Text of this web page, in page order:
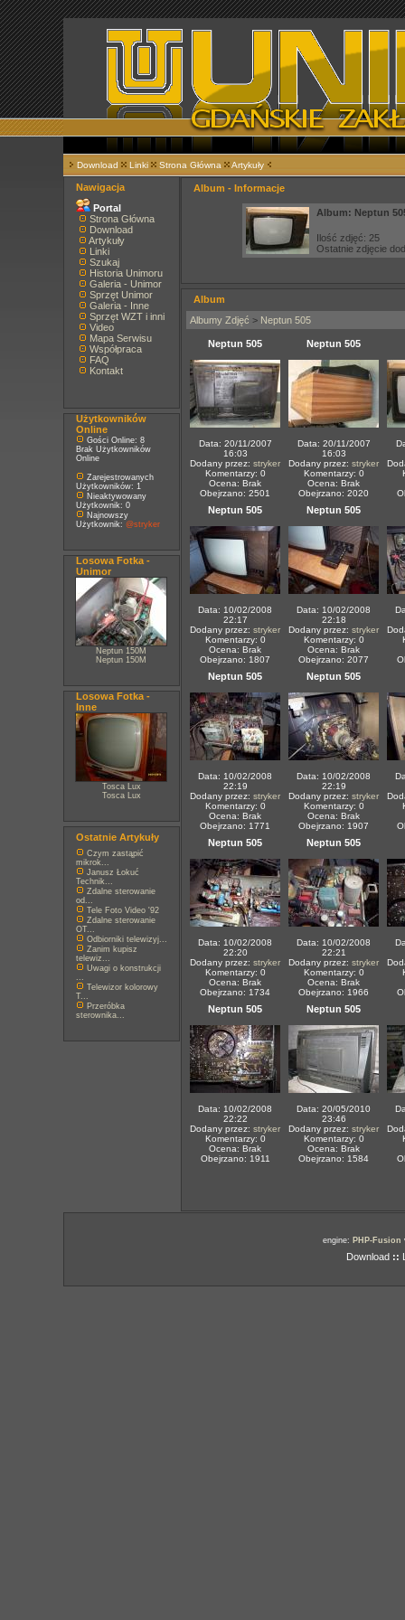
Download Linki Strona Główna Artykuły
Nawigacja
Portal
Strona Główna
Download
Artykuły
Linki
Szukaj
Historia Unimoru
Galeria - Unimor
Sprzęt Unimor
Galeria - Inne
Sprzęt WZT i inni
Video
Mapa Serwisu
Współpraca
FAQ
Kontakt
Użytkowników
Online
Gości Online: 8
Brak Użytkowników
Online
Zarejestrowanych
Użytkowników: 1
Nieaktywowany
Użytkownik: 0
Najnowszy
Użytkownik: @stryker
Losowa Fotka -
Unimor
Neptun 150M
Neptun 150M
Losowa Fotka -
Inne
Tosca Lux
Tosca Lux
Ostatnie Artykuły
Czym zastąpić
mikrok...
Janusz Łokuć
Technik...
Zdalne sterowanie
od...
Tele Foto Video '92
Zdalne sterowanie
OT...
Odbiorniki telewizyj...
Zanim kupisz
telewiz...
Uwagi o konstrukcji
...
Telewizor kolorowy
T...
Przeróbka
sterownika...
Album - Informacje
Album: Neptun
Ilość zdjęć: 25
Ostatnie zdjęcie
Album
Albumy Zdjęć > Neptun 505
Neptun 505
Data: 20/11/2007
16:03
Dodany przez: stryker
Komentarzy: 0
Ocena: Brak
Obejrzano: 2501
Neptun 505
Data: 20/11/2007
16:03
Dodany przez: stryker
Komentarzy: 0
Ocena: Brak
Obejrzano: 2020
Neptun 505
Data: 10/02/2008
22:17
Dodany przez: stryker
Komentarzy: 0
Ocena: Brak
Obejrzano: 1807
Neptun 505
Data: 10/02/2008
22:18
Dodany przez: stryker
Komentarzy: 0
Ocena: Brak
Obejrzano: 2077
Neptun 505
Data: 10/02/2008
22:19
Dodany przez: stryker
Komentarzy: 0
Ocena: Brak
Obejrzano: 1771
Neptun 505
Data: 10/02/2008
22:19
Dodany przez: stryker
Komentarzy: 0
Ocena: Brak
Obejrzano: 1907
Neptun 505
Data: 10/02/2008
22:20
Dodany przez: stryker
Komentarzy: 0
Ocena: Brak
Obejrzano: 1734
Neptun 505
Data: 10/02/2008
22:21
Dodany przez: stryker
Komentarzy: 0
Ocena: Brak
Obejrzano: 1966
Neptun 505
Data: 10/02/2008
22:22
Dodany przez: stryker
Komentarzy: 0
Ocena: Brak
Obejrzano: 1911
Neptun 505
Data: 20/05/2010
23:46
Dodany przez: stryker
Komentarzy: 0
Ocena: Brak
Obejrzano: 1584
engine: PHP-Fusion
Download ::